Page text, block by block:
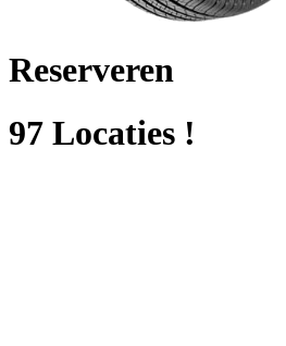
Reserveren
97 Locaties !